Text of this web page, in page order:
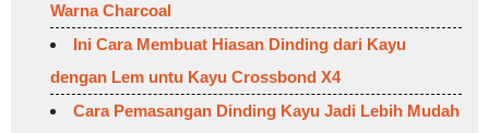
Warna Charcoal
Ini Cara Membuat Hiasan Dinding dari Kayu
dengan Lem untu Kayu Crossbond X4
Cara Pemasangan Dinding Kayu Jadi Lebih Mudah